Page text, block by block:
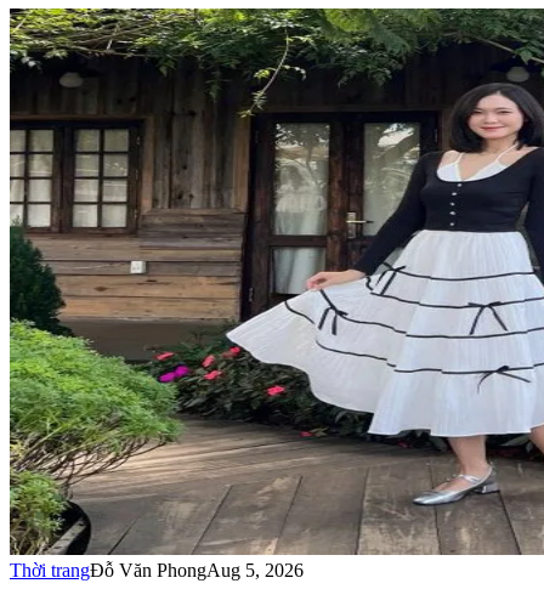
Thời trangĐỗ Văn PhongAug 5, 2026